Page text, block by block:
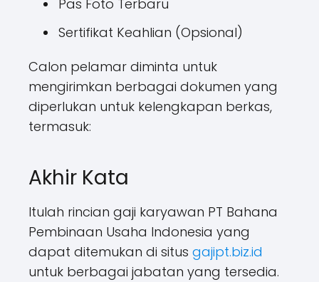
Pas Foto Terbaru
Sertifikat Keahlian (Opsional)
Calon pelamar diminta untuk
mengirimkan berbagai dokumen yang
diperlukan untuk kelengkapan berkas,
termasuk:
Akhir Kata
Itulah rincian gaji karyawan PT Bahana
Pembinaan Usaha Indonesia yang
dapat ditemukan di situs gajipt.biz.id
untuk berbagai jabatan yang tersedia.